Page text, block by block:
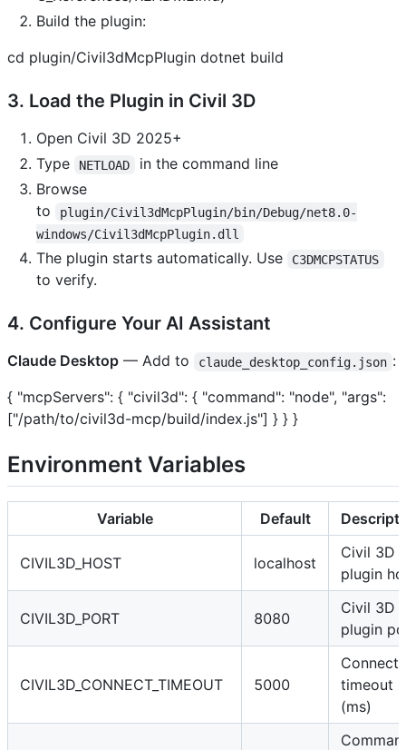
Build the plugin:
cd plugin/Civil3dMcpPlugin dotnet build
3. Load the Plugin in Civil 3D
Open Civil 3D 2025+
Type
NETLOAD
in the command line
Browse
to
plugin/Civil3dMcpPlugin/bin/Debug/net8.0-
windows/Civil3dMcpPlugin.dll
The plugin starts automatically. Use C3DMCPSTATUS
to verify.
4. Configure Your AI Assistant
Claude Desktop — Add to claude_desktop_config.json :
{ "mcpServers": { "civil3d": { "command": "node", "args":
["/path/to/civil3d-mcp/build/index.js"] } } }
Environment Variables
Variable Default
CIVIL3D_HOST localhost
Civil 3D
plugin
CIVIL3D_PORT 8080
Civil 3D
plugin
CIVIL3D_CONNECT_TIMEOUT 5000
timeout
(ms)